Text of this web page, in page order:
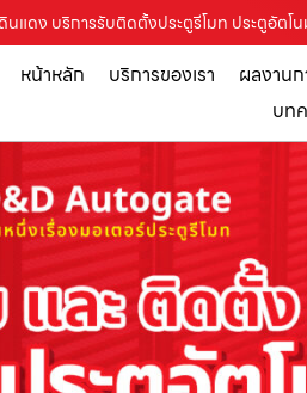
นแดง บริการรับติดตั้งประตูรีโมท ประตูอัตโ
หน้าหลัก บริการของเรา ผลงานก
บท